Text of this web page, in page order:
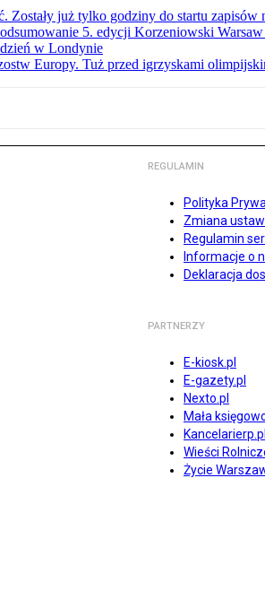
Zostały już tylko godziny do startu zapisów
5. edycji Korzeniowski
w Londynie
Europy. Tuż przed igrzyskami
REGULAMIN
Polityka
Zmiana
Regulamin
Informacje o
Deklaracja
PARTNERZY
E-kiosk.pl
E-gazety.pl
Nexto.pl
Mała
Kancelarierp.pl
Wieści
Życie